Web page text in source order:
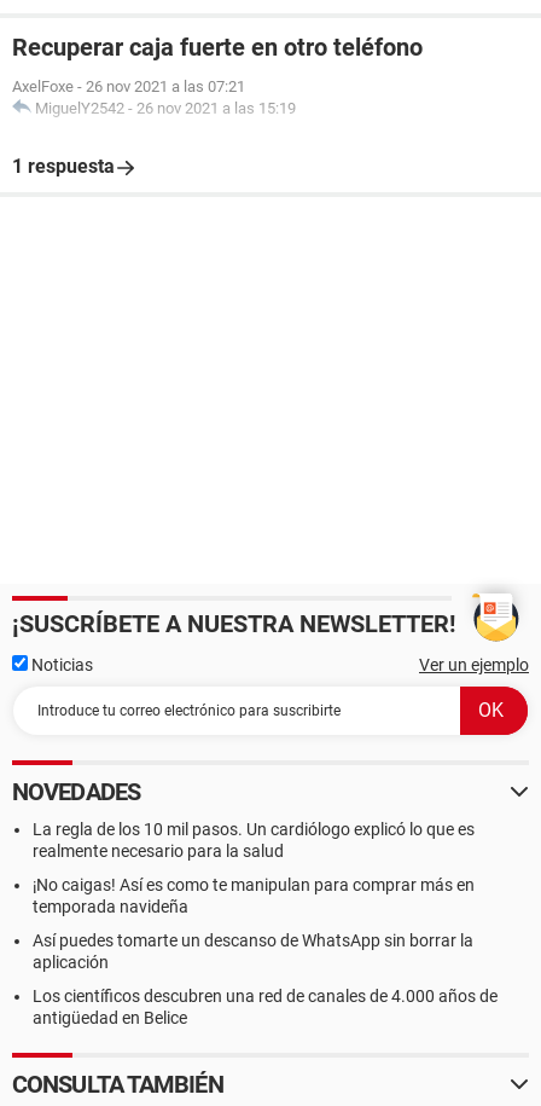
Recuperar caja fuerte en otro teléfono
AxelFoxe - 26 nov 2021 a las 07:21
MiguelY2542 - 26 nov 2021 a las 15:19
1 respuesta
¡SUSCRÍBETE A NUESTRA NEWSLETTER!
Noticias Ver un ejemplo
NOVEDADES
La regla de los 10 mil pasos. Un cardiólogo explicó lo que es
realmente necesario para la salud
¡No caigas! Así es como te manipulan para comprar más en
temporada navideña
Así puedes tomarte un descanso de WhatsApp sin borrar la
aplicación
Los científicos descubren una red de canales de 4.000 años de
antigüedad en Belice
CONSULTA TAMBIÉN